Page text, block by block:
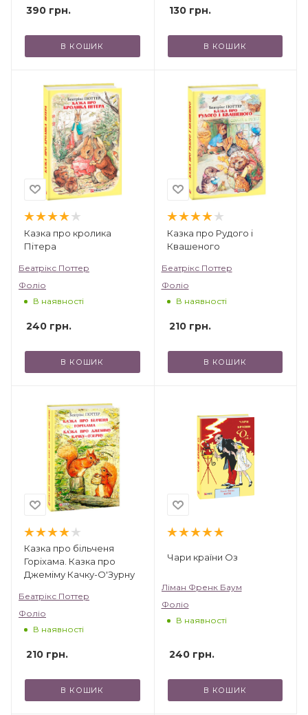
390 грн.
В КОШИК
130грн.
В КОШИК
Казка про кролика
Пітера
Беатрікс Поттер
Фоліо
В наявності
240 грн.
В КОШИК
Казка про Рудого і
Квашеного
Беатрікс Поттер
Фоліо
В наявності
210грн.
В КОШИК
Казка про більченя
Горіхама. Казка про
Джеміму Качку-О'Зурну
Беатрікс Поттер
Фоліо
В наявності
210 грн.
В КОШИК
Чари країни Оз
Ліман Френк Баум
Фоліо
В наявності
240грн.
В КОШИК